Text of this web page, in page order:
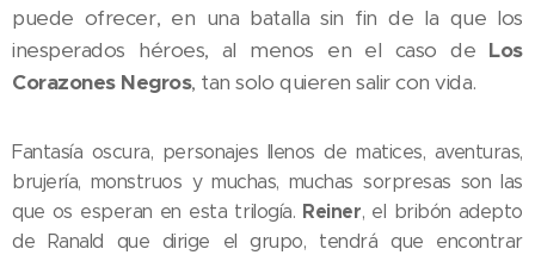
puede ofrecer, en una batalla sin fin de la que los
inesperados héroes, al menos en el caso de Los
Corazones Negros, tan solo quieren salir con vida.
Fantasía oscura, personajes llenos de matices, aventuras,
brujería, monstruos y muchas, muchas sorpresas son las
que os esperan en esta trilogía. Reiner, el bribón adepto
de Ranald que dirige el grupo, tendrá que encontrar